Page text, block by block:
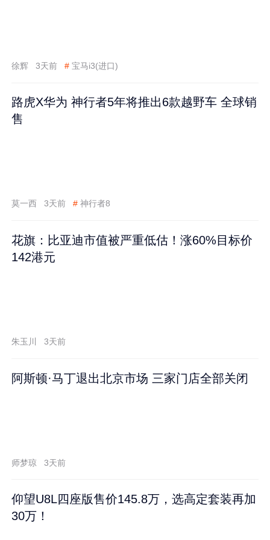
徐辉 3天前 # 宝马i3(进口)
路虎X华为 神行者5年将推出6款越野车 全球销
售
莫一西 3天前 # 神行者8
花旗：比亚迪市值被严重低估！涨60%目标价
142港元
朱玉川 3天前
阿斯顿·马丁退出北京市场 三家门店全部关闭
师梦琼 3天前
仰望U8L四座版售价145.8万，选高定套装再加
30万！